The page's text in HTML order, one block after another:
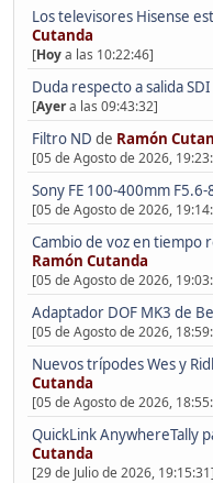
Los televisores Hisense
Cutanda
[Hoya las 10:22:46]
Duda respecto a salida
[Ayera las 09:43:32]
Filtro ND de Ramón
[05 de Agosto de 2026,
Sony FE 100-400mm F5.6-
[05 de Agosto de 2026,
Cambio de voz en tiempo
Ramón Cutanda
[05 de Agosto de 2026,
Adaptador DOF MK3 de
[05 de Agosto de 2026,
Nuevos trípodes Wes y
Cutanda
[05 de Agosto de 2026,
QuickLink AnywhereTally
Cutanda
[29 de Julio de 2026, 19:15:31]